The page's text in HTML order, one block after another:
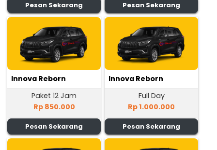
Pesan Sekarang Pesan Sekarang
Innova Reborn
Paket 12 Jam
Rp 850.000
Pesan Sekarang
Innova Reborn
Full Day
Rp 1.000.000
Pesan Sekarang